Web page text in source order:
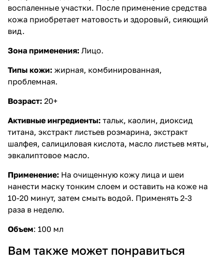
воспаленные участки. После применение средства
кожа приобретает матовость и здоровый, сияющий
вид.
Зона применения: Лицо.
Типы кожи: жирная, комбинированная,
проблемная.
Возраст: 20+
Активные ингредиенты: тальк, каолин, диоксид
титана, экстракт листьев розмарина, экстракт
шалфея, салициловая кислота, масло листьев мяты,
эвкалиптовое масло.
Применение: На очищенную кожу лица и шеи
нанести маску тонким слоем и оставить на коже на
10-20 минут, затем смыть водой. Применять 2-3
раза в неделю.
Объем: 100 мл
Вам также может понравиться